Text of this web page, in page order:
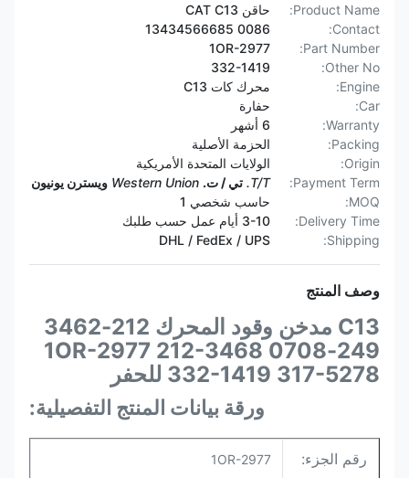
Product Name:
حاقن CAT C13
Contact:
0086 13434566685
Part Number:
1OR-2977
Other No:
332-1419
Engine:
محرك كات C13
Car:
حفارة
Warranty:
6 أشهر
Packing:
الحزمة الأصلية
Origin:
الولايات المتحدة الأمريكية
Payment Term:
T/T. تي / ت. Western Union ويسترن يونيون
MOQ:
حاسب شخصي 1
Delivery Time:
3-10 أيام عمل حسب طلبك
Shipping:
DHL / FedEx / UPS
وصف المنتج
C13 مدخن وقود المحرك 212-3462
249-0708 1OR-2977 212-3468
332-1419 317-5278 للحفر
ورقة بيانات المنتج التفصيلية:
رقم الجزء: 1OR-2977